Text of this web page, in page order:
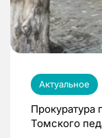
Актуальное
Томского